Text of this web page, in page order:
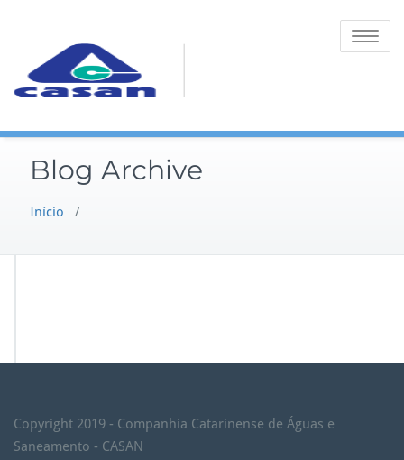
Toggle
Blog Archive
Início /
Copyright 2019 - Companhia Catarinense de Águas e
Saneamento - CASAN